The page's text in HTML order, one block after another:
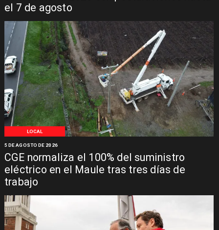
el 7 de agosto
LOCAL
CGE normaliza el 100% del suministro
eléctrico en el Maule tras tres días de
trabajo
5 DE AGOSTO DE 2026